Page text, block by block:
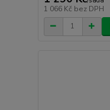
1 066 Kč bez DPH